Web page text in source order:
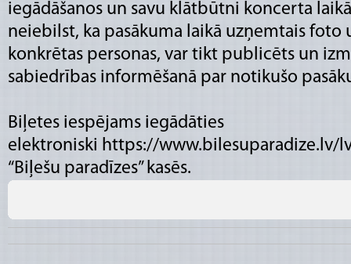
iegādāšanos un savu klātbūtni koncerta
neiebilst, ka pasākuma laikā uzņemtais
konkrētas personas, var tikt publicēts un
sabiedrības informēšanā par notikušo
Biļetes iespējams iegādāties
elektroniski https://www.bilesuparadize.lv/
“Biļešu paradīzes” kasēs.